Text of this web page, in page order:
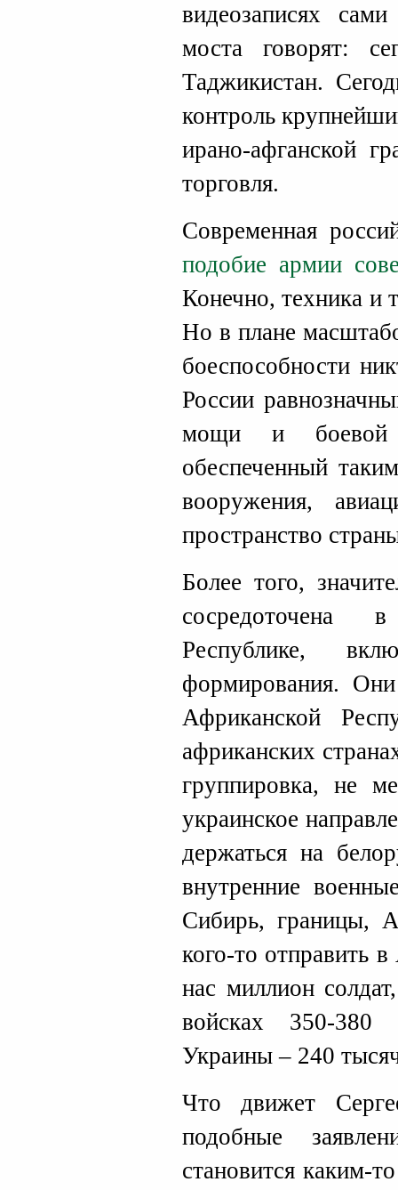
видеозаписях
моста говорят:
Таджикистан.
контроль
ирано-афганской
торговля.
Современная
подобие армии
Конечно, техника и
Но в плане
боеспособности
России
мощи и боевой
обеспеченный
вооружения,
пространство
Более того,
сосредоточена
Республике,
формирования.
Африканской
африканских
группировка, не
украинское
держаться на
внутренние
Сибирь, границы,
кого-то отправить
нас миллион
войсках 350-
Украины – 240
Что движет
подобные
становится каким-